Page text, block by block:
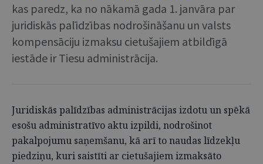
kas paredz, ka no nākamā gada 1. janvāra par
juridiskās palīdzības nodrošināšanu un valsts
kompensāciju izmaksu cietušajiem atbildīgā
iestāde ir Tiesu administrācija.
Juridiskās palīdzības administrācijas izdotu un spēkā
esošu administratīvo aktu izpildi, nodrošinot
pakalpojumu saņemšanu, kā arī to naudas līdzekļu
piedziņu, kuri saistīti ar cietušajiem izmaksāto